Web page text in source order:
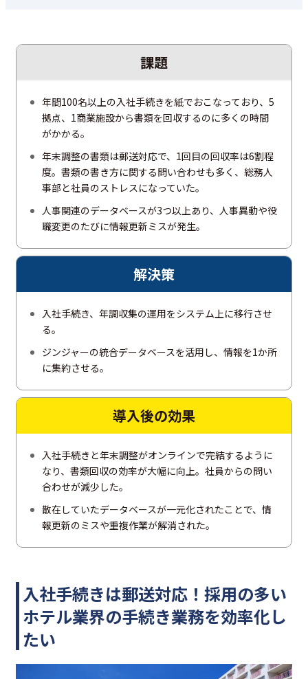
課題
年間100名以上の入社手続きを紙でおこなっており、5
拠点、1商業施設から書類を回収するのに多くの時間
がかかる。
年末調整の書類は郵送対応で、1回目の回収率は6割程
度。書類の書き方に関する問い合わせも多く、総務人
事部と社員のストレスになっていた。
人事関連のデータベースが3つ以上あり、人事異動や役
職変更のたびに情報更新ミスが発生。
解決策
入社手続き、年調収集の運用をシステム上に移行させ
る。
ジンジャーの統合データベースを活用し、情報を1か所
に集約させる。
導入後の効果
入社手続きと年末調整がオンラインで完結するように
なり、書類回収の効率が大幅に向上。社員からの問い
合わせが減少した。
散在していたデータベースが一元化されたことで、情
報更新のミスや重複作業が解消された。
入社手続きは郵送対応！採用の多い
ホテル業界の手続き業務を効率化し
たい